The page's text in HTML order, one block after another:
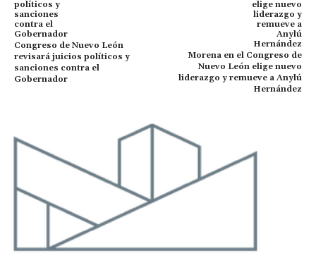
Congreso de Nuevo León
revisará juicios políticos y
sanciones contra el
Gobernador
Morena en el Congreso de
Nuevo León elige nuevo
liderazgo y remueve a Anylú
Hernández